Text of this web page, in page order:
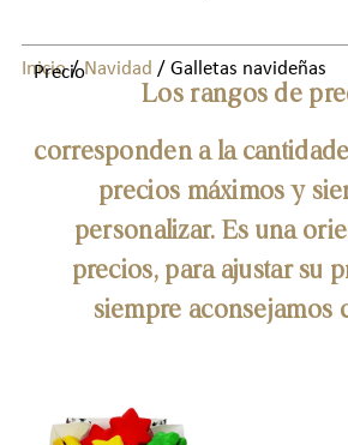
Inicio/Navidad / Galletas navideñas
Precio
Los rangos de
corresponden a la
precios máximos y
personalizar. Es una
precios, para ajustar su
siempre aconsejamos